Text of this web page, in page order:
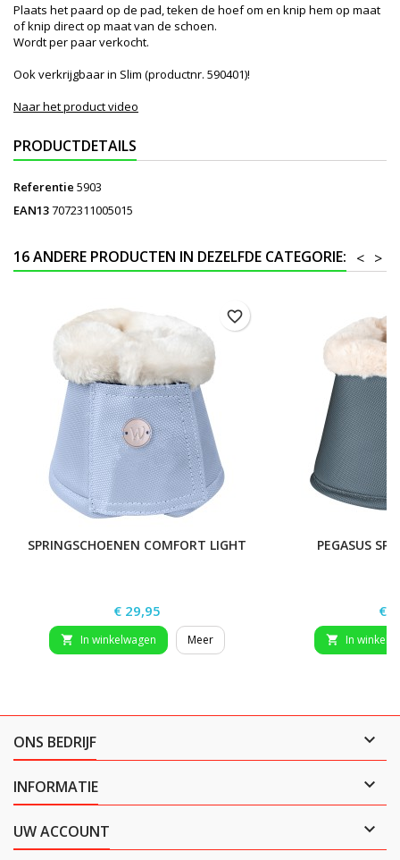
Plaats het paard op de pad, teken de hoef om en knip hem op maat
of knip direct op maat van de schoen.
Wordt per paar verkocht.
Ook verkrijgbaar in Slim (productnr. 590401)!
Naar het product video
PRODUCTDETAILS
Referentie 5903
EAN137072311005015
16 ANDERE PRODUCTEN IN DEZELFDE CATEGORIE: >
<
SPRINGSCHOENEN COMFORT LIGHT
Prijs
€ 29,95
 In winkelwagen Meer
favorite_border
PEGASUS
€
 In
ONS BEDRIJF 
INFORMATIE 
UW ACCOUNT 